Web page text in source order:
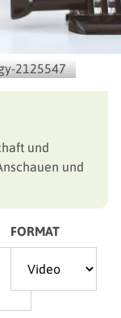
2125547
und
und
FORMAT